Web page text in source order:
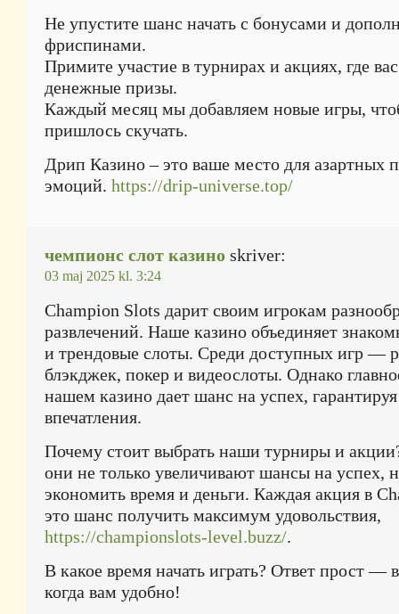
Не упустите шанс начать с бонусами и
фриспинами.
Примите участие в турнирах и акциях, где
денежные призы.
Каждый месяц мы добавляем новые игры,
пришлось скучать.
Дрип Казино – это ваше место для азартных
эмоций. https://drip-universe.top/
чемпионс слот казино skriver:
03 maj 2025 kl. 3:24
Champion Slots дарит своим игрокам
развлечений. Наше казино объединяет
и трендовые слоты. Среди доступных игр —
блэкджек, покер и видеослоты. Однако
нашем казино дает шанс на успех,
впечатления.
Почему стоит выбрать наши турниры и
они не только увеличивают шансы на успех,
экономить время и деньги. Каждая акция в
это шанс получить максимум удовольствия,
https://championslots-level.buzz/.
В какое время начать играть? Ответ прост —
когда вам удобно!